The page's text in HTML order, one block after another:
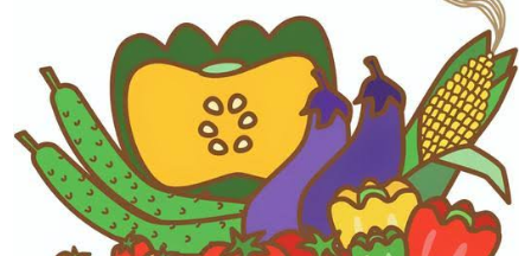
Recruit Cast キャスト求人
Recruit Staff スタッフ求人
Shop Info 店舗一覧
J-Tokyo
Entertainment
プロダクション事業